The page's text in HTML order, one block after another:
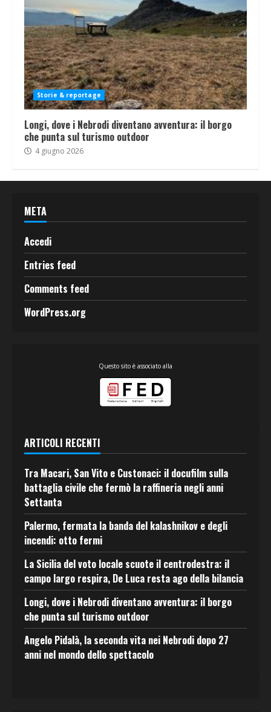
Storie & reportage
Longi, dove i Nebrodi diventano avventura: il borgo
che punta sul turismo outdoor
4 giugno 2026
META
Accedi
Entries feed
Comments feed
WordPress.org
Questo sito è associato alla
ARTICOLI RECENTI
Tra Macari, San Vito e Custonaci: il docufilm sulla
battaglia civile che fermò la raffineria negli anni
Settanta
Palermo, fermata la banda del kalashnikov e degli
incendi: otto fermi
La Sicilia del voto locale scuote il centrodestra: il
campo largo respira, De Luca resta ago della bilancia
Longi, dove i Nebrodi diventano avventura: il borgo
che punta sul turismo outdoor
Angelo Pidalà, la seconda vita nei Nebrodi dopo 27
anni nel mondo dello spettacolo